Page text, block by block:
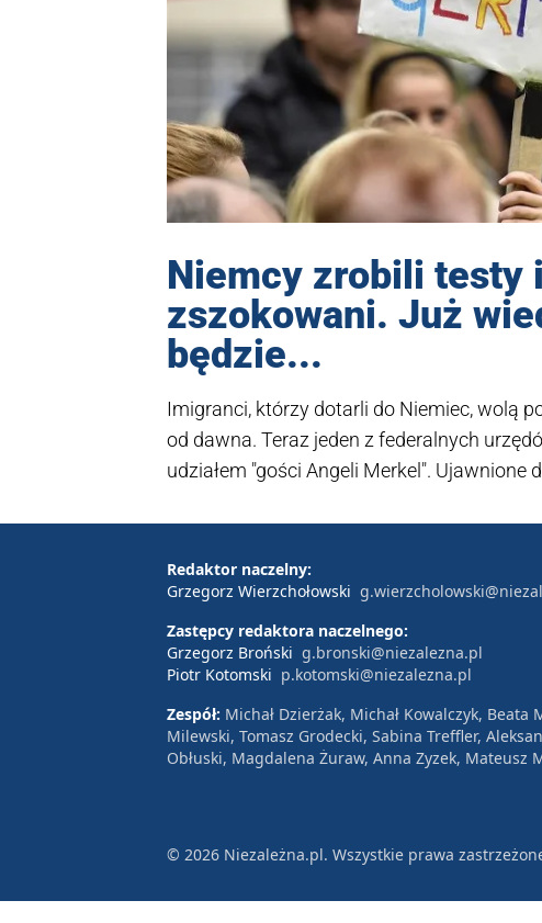
Niemcy zrobili testy
zszokowani. Już
będzie...
Imigranci, którzy dotarli do Niemiec, wolą
od dawna. Teraz jeden z federalnych
udziałem "gości Angeli Merkel". Ujawnione
Redaktor naczelny:
Grzegorz Wierzchołowski
Zastępcy redaktora naczelnego:
Grzegorz Broński g.bronski@niezalezna.pl
Piotr Kotomski p.kotomski@niezalezna.pl
Zespół: Michał Dzierżak, Michał Kowalczyk, Beata
Milewski, Tomasz Grodecki, Sabina Treffler,
Obłuski, Magdalena Żuraw, Anna Zyzek, Mateusz
© 2026 Niezależna.pl. Wszystkie prawa